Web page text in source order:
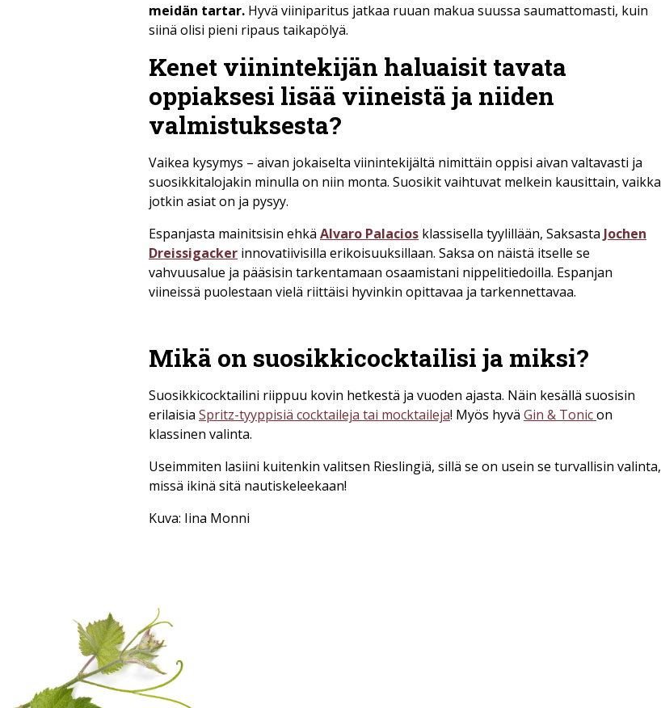
meidän tartar. Hyvä viiniparitus jatkaa ruuan makua suussa saumattomasti, kuin
siinä olisi pieni ripaus taikapölyä.
Kenet viinintekijän haluaisit tavata
oppiaksesi lisää viineistä ja niiden
valmistuksesta?
Vaikea kysymys – aivan jokaiselta viinintekijältä nimittäin oppisi aivan valtavasti ja
suosikkitalojakin minulla on niin monta. Suosikit vaihtuvat melkein kausittain, vaikka
jotkin asiat on ja pysyy.
Espanjasta mainitsisin ehkä Alvaro Palacios klassisella tyylillään, Saksasta Jochen
Dreissigacker innovatiivisilla erikoisuuksillaan. Saksa on näistä itselle se
vahvuusalue ja pääsisin tarkentamaan osaamistani nippelitiedoilla. Espanjan
viineissä puolestaan vielä riittäisi hyvinkin opittavaa ja tarkennettavaa.
Mikä on suosikkicocktailisi ja miksi?
Suosikkicocktailini riippuu kovin hetkestä ja vuoden ajasta. Näin kesällä suosisin
erilaisia Spritz-tyyppisiä cocktaileja tai mocktaileja! Myös hyvä Gin & Tonicon
klassinen valinta.
Useimmiten lasiini kuitenkin valitsen Rieslingiä, sillä se on usein se turvallisin valinta,
missä ikinä sitä nautiskeleekaan!
Kuva: Iina Monni